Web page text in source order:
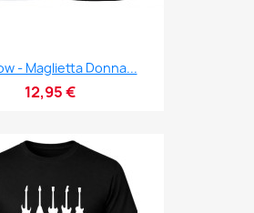
- Maglietta Donna...
12,95 €